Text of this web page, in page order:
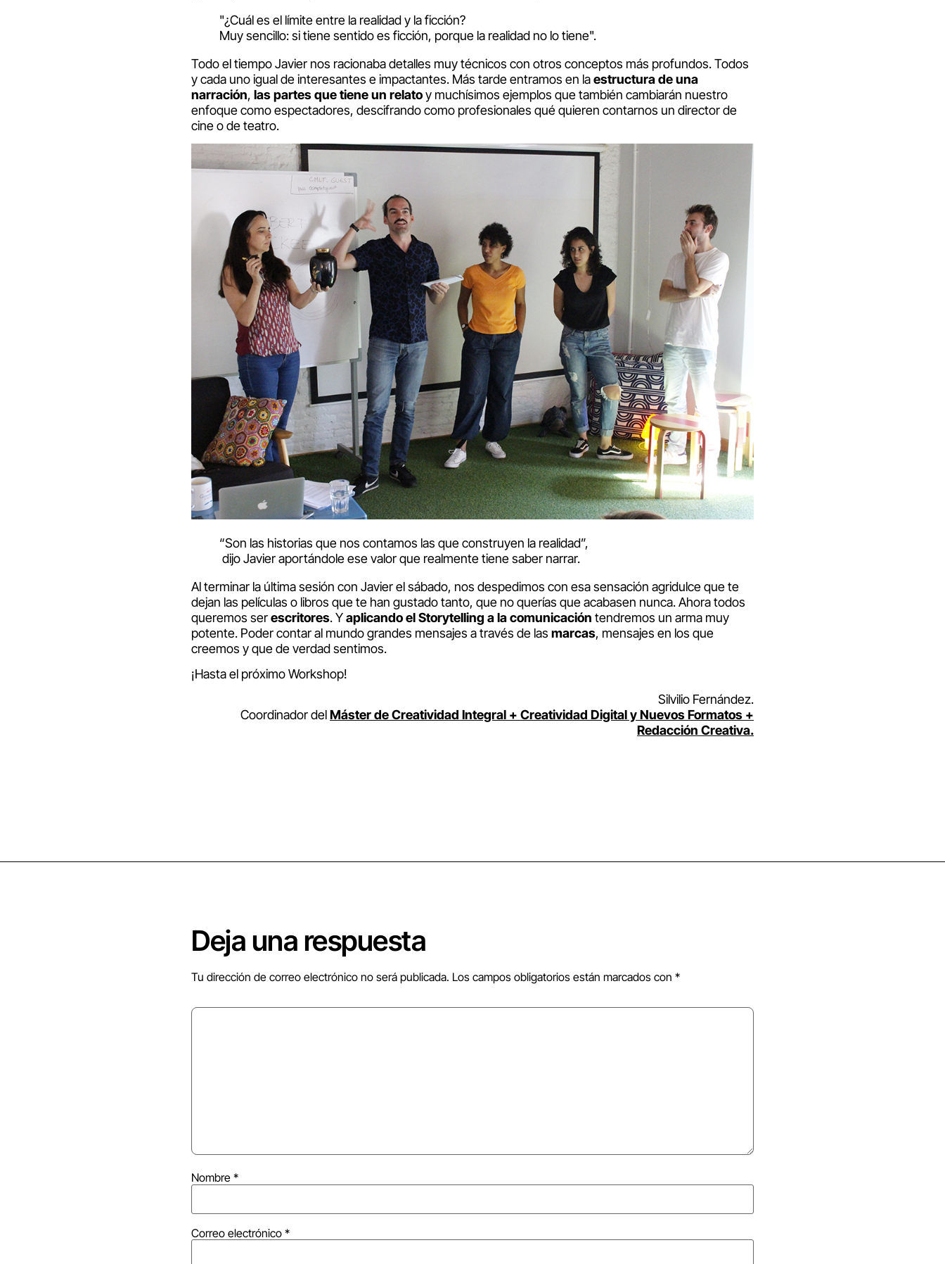
"¿Cuál es el límite entre la realidad y la ficción?
Muy sencillo: si tiene sentido es ficción, porque la realidad no lo tiene".
Todo el tiempo Javier nos racionaba detalles muy técnicos con otros conceptos más profundos. Todos
y cada uno igual de interesantes e impactantes. Más tarde entramos en laestructura de una
narración, las partes que tiene un relatoy muchísimos ejemplos que también cambiarán nuestro
enfoque como espectadores, descifrando como profesionales qué quieren contarnos un director de
cine o de teatro.
“Son las historias que nos contamos las que construyen la realidad”,
dijo Javier aportándole ese valor que realmente tiene saber narrar.
Al terminar la última sesión con Javier el sábado, nos despedimos con esa sensación agridulce que te
dejan las películas o libros que te han gustado tanto, que no querías que acabasen nunca. Ahora todos
queremos serescritores. Yaplicando el Storytelling a la comunicación tendremos un arma muy
potente. Poder contar al mundo grandes mensajes a través de las marcas, mensajes en los que
creemos y que de verdad sentimos.
¡Hasta el próximo Workshop!
Silvilio Fernández.
Coordinador delMáster de Creatividad Integral + Creatividad Digital y Nuevos Formatos +
Redacción Creativa.
Deja una respuesta
Tu dirección de correo electrónico no será publicada. Los campos obligatorios están marcados con *
Nombre *
Correo electrónico *